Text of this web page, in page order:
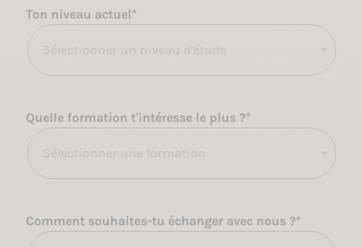
t
s
s
Ton niveau actuel*
Sélectionner un niveau d’étude
Quelle formation t'intéresse le plus ?*
Sélectionner une formation
Comment souhaites-tu échanger avec nous ?*